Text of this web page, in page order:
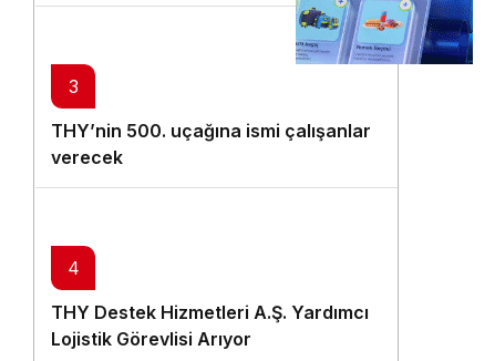
3
THY’nin 500. uçağına ismi çalışanlar
verecek
4
THY Destek Hizmetleri A.Ş. Yardımcı
Lojistik Görevlisi Arıyor